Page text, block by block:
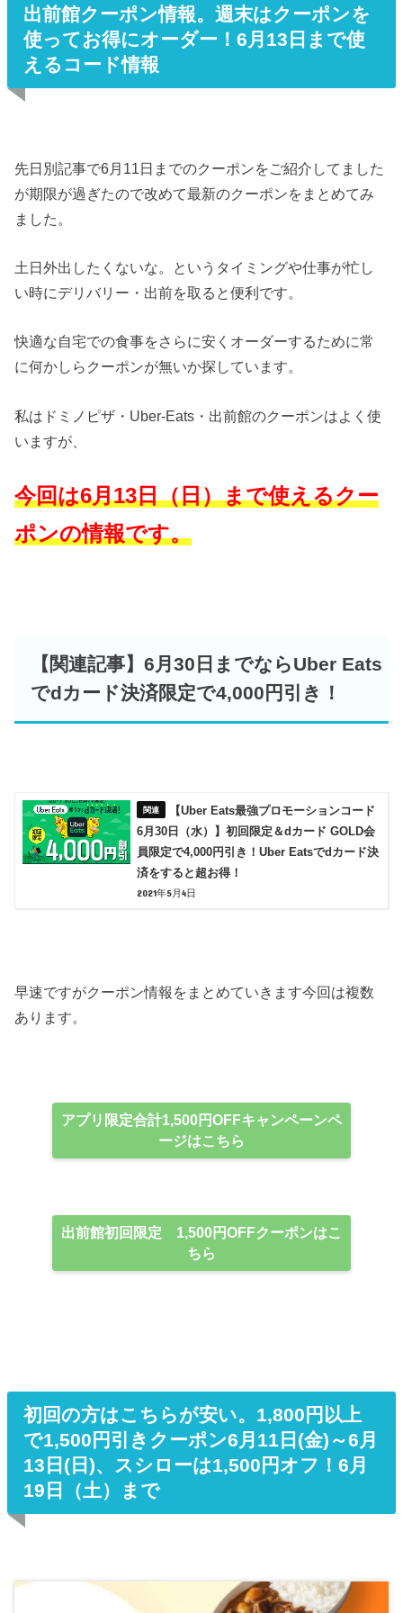
出前館クーポン情報。週末はクーポンを
使ってお得にオーダー！6月13日まで使
えるコード情報
先日別記事で6月11日までのクーポンをご紹介してました
が期限が過ぎたので改めて最新のクーポンをまとめてみ
ました。
土日外出したくないな。というタイミングや仕事が忙し
い時にデリバリー・出前を取ると便利です。
快適な自宅での食事をさらに安くオーダーするために常
に何かしらクーポンが無いか探しています。
私はドミノピザ・Uber-Eats・出前館のクーポンはよく使
いますが、
今回は6月13日（日）まで使えるクー
ポンの情報です。
【関連記事】6月30日までならUber Eats
でdカード決済限定で4,000円引き！
【Uber Eats最強プロモーションコード
6月30日（水）】初回限定＆dカード GOLD会
員限定で4,000円引き！Uber Eatsでdカード決
済をすると超お得！
2021年5月4日
早速ですがクーポン情報をまとめていきます今回は複数
あります。
アプリ限定合計1,500円OFFキャンペーンペ
ージはこちら
出前館初回限定 1,500円OFFクーポンはこ
ちら
初回の方はこちらが安い。1,800円以上
で1,500円引きクーポン6月11日(金)～6月
13日(日)、スシローは1,500円オフ！6月
19日（土）まで